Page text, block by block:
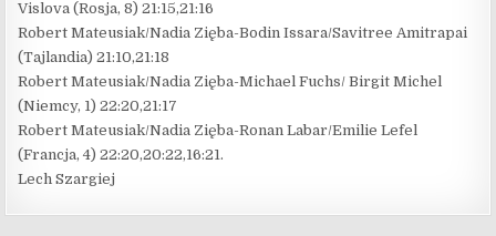
Vislova (Rosja, 8) 21:15,21:16
Robert Mateusiak/Nadia Zięba-Bodin Issara/Savitree Amitrapai
(Tajlandia) 21:10,21:18
Robert Mateusiak/Nadia Zięba-Michael Fuchs/ Birgit Michel
(Niemcy, 1) 22:20,21:17
Robert Mateusiak/Nadia Zięba-Ronan Labar/Emilie Lefel
(Francja, 4) 22:20,20:22,16:21.
Lech Szargiej